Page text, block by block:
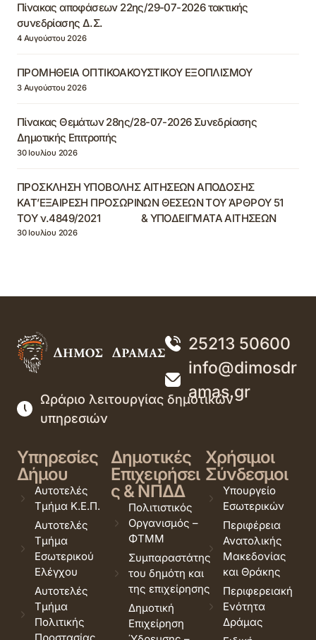
Πίνακας αποφάσεων 22ης/29-07-2026 τακτικής
συνεδρίασης Δ.Σ.
4 Αυγούστου 2026
ΠΡΟΜΗΘΕΙΑ ΟΠΤΙΚΟΑΚΟΥΣΤΙΚΟΥ ΕΞΟΠΛΙΣΜΟΥ
3 Αυγούστου 2026
Πίνακας Θεμάτων 28ης/28-07-2026 Συνεδρίασης
Δημοτικής Επιτροπής
30 Ιουλίου 2026
ΠΡΟΣΚΛΗΣΗ ΥΠΟΒΟΛΗΣ ΑΙΤΗΣΕΩΝ ΑΠΟΔΟΣΗΣ
ΚΑΤ’ΕΞΑΙΡΕΣΗ ΠΡΟΣΩΡΙΝΩΝ ΘΕΣΕΩΝ ΤΟΥ ΆΡΘΡΟΥ 51
ΤΟΥ ν.4849/2021 & ΥΠΟΔΕΙΓΜΑΤΑ ΑΙΤΗΣΕΩΝ
30 Ιουλίου 2026
25213 50600
info@dimosdr
amas.gr
Ωράριο λειτουργίας δημοτικών
υπηρεσιών
Υπηρεσίες
Δήμου
Αυτοτελές
Τμήμα Κ.Ε.Π.
Αυτοτελές
Τμήμα
Εσωτερικού
Ελέγχου
Αυτοτελές
Τμήμα
Πολιτικής
Δημοτικές
Επιχειρήσει
ς & ΝΠΔΔ
Πολιτιστικός
Οργανισμός –
ΦΤΜΜ
Συμπαραστάτης
του δημότη και
της επιχείρησης
Δημοτική
Επιχείρηση
Χρήσιμοι
Σύνδεσμοι
Υπουργείο
Εσωτερικών
Περιφέρεια
Ανατολικής
Μακεδονίας
και Θράκης
Περιφερειακή
Ενότητα
Δράμας